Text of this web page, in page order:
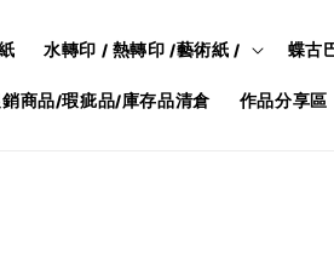
水轉印 / 熱轉印 /藝術紙 / 蝶古
商品/瑕疵品/庫存品清倉 作品分享區